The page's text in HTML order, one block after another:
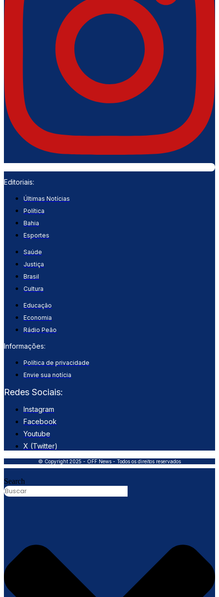
Editoriais:
Últimas Notícias
Política
Bahia
Esportes
Saúde
Justiça
Brasil
Cultura
Educação
Economia
Rádio Peão
Informações:
Política de privacidade
Envie sua notícia
Redes Sociais:
Instagram
Facebook
Youtube
X (Twitter)
© Copyright 2025 - OFF News - Todos os direitos reservados
Search